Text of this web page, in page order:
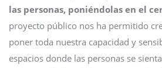
las personas, poniéndolas en el
proyecto público nos ha permitido
poner toda nuestra capacidad y
espacios donde las personas se